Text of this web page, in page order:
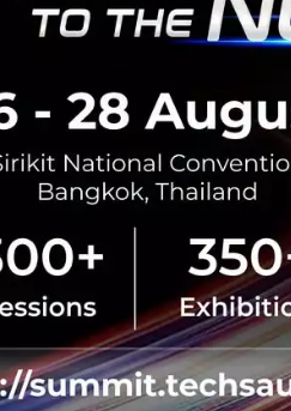
ม่กี่วัน และทีมงานก็ลดเวลานี้ลง
งงานวิจัยและประธานเจ้าหน้าที่
คมีทั่วไปคือกระบวนการนี้กลับด้
า
"การละลายซิลิกาคือส่วนที่ย
ลิเทียม หลังผ่านขั้นตอนทำควา
อรี่ได้ อะลูมินาที่ส่งเข้าโรงถลุง
ส่วนกรดที่ใช้ก็วนกลับมาใช้ซ้ำ
า 'การขุดแร่แบบใช้ทุกส่วนจนห
หาง ที่ผ่านมาทีมงานทดสอบก